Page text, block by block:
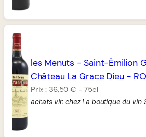
les Menuts - Saint-Émilion
Château La Grace Dieu -
Prix : 36,50 € - 75cl
achats vin chez La boutique du vin